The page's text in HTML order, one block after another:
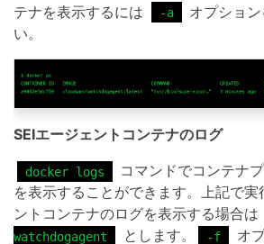
テナを表示するには
-a
オプショ
い。
SEIエージェントコンテナのログ
docker logs
コマンドでコンテナ
を表示することができます。上記で実
ントコンテナのログを表示する場合は
watchdogagent
とします。 -f
オ